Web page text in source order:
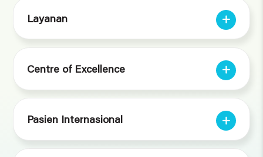
Layanan
Centre of Excellence
Pasien Internasional